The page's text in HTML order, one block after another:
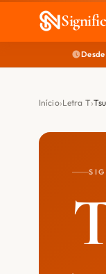
Desde
Início Letra T